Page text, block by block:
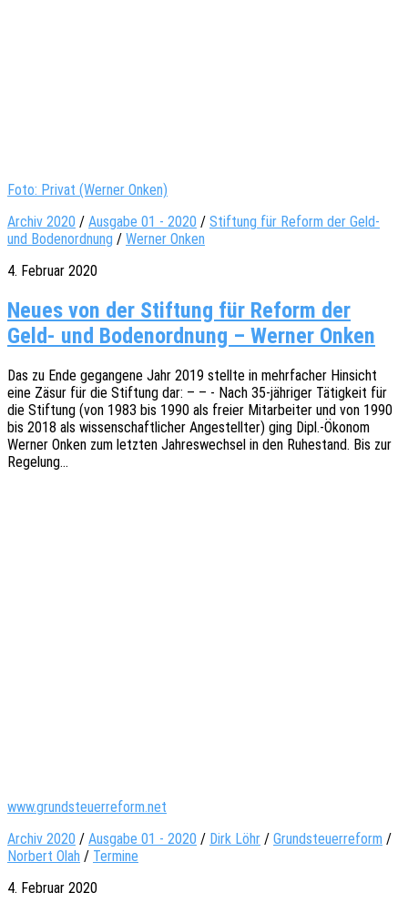
Foto: Privat (Werner Onken)
Archiv 2020 / Ausgabe 01 - 2020 / Stiftung für Reform der Geld-
und Bodenordnung / Werner Onken
4. Februar 2020
Neues von der Stiftung für Reform der
Geld- und Bodenordnung – Werner Onken
Das zu Ende gegan­ge­ne Jahr 2019 stell­te in mehr­fa­cher Hinsicht
eine Zäsur für die Stif­tung dar: – – - Nach 35-jähri­­ger Tätig­keit für
die Stif­tung (von 1983 bis 1990 als freier Mitar­bei­ter und von 1990
bis 2018 als wissen­schaft­li­cher Ange­stell­ter) ging Dipl.-Ökonom
Werner Onken zum letz­ten Jahres­wech­sel in den Ruhe­stand. Bis zur
Regelung…
www.grundsteuerreform.net
Archiv 2020 / Ausgabe 01 - 2020 / Dirk Löhr / Grundsteuerreform /
Norbert Olah / Termine
4. Februar 2020